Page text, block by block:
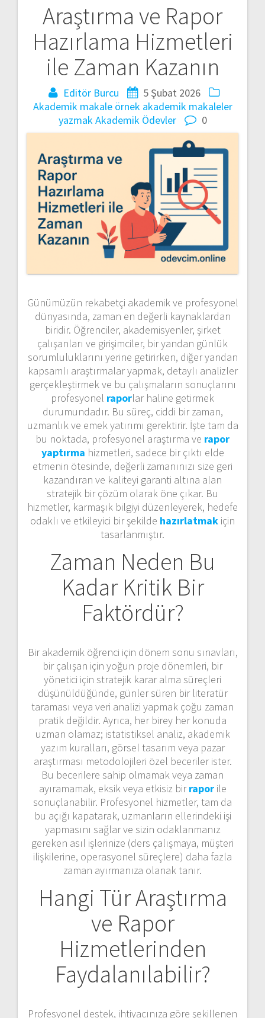
Araştırma ve Rapor
Hazırlama Hizmetleri
ile Zaman Kazanın
Editör Burcu
5 Şubat 2026
Akademik makale örnek akademik makaleler
yazmakAkademik Ödevler 0
Günümüzün rekabetçi akademik ve profesyonel
dünyasında, zaman en değerli kaynaklardan
biridir. Öğrenciler, akademisyenler, şirket
çalışanları ve girişimciler, bir yandan günlük
sorumluluklarını yerine getirirken, diğer yandan
kapsamlı araştırmalar yapmak, detaylı analizler
gerçekleştirmek ve bu çalışmaların sonuçlarını
profesyonel raporlar haline getirmek
durumundadır. Bu süreç, ciddi bir zaman,
uzmanlık ve emek yatırımı gerektirir. İşte tam da
bu noktada, profesyonel araştırma ve rapor
yaptırma hizmetleri, sadece bir çıktı elde
etmenin ötesinde, değerli zamanınızı size geri
kazandıran ve kaliteyi garanti altına alan
stratejik bir çözüm olarak öne çıkar. Bu
hizmetler, karmaşık bilgiyi düzenleyerek, hedefe
odaklı ve etkileyici bir şekilde hazırlatmak için
tasarlanmıştır.
Zaman Neden Bu
Kadar Kritik Bir
Faktördür?
Bir akademik öğrenci için dönem sonu sınavları,
bir çalışan için yoğun proje dönemleri, bir
yönetici için stratejik karar alma süreçleri
düşünüldüğünde, günler süren bir literatür
taraması veya veri analizi yapmak çoğu zaman
pratik değildir. Ayrıca, her birey her konuda
uzman olamaz; istatistiksel analiz, akademik
yazım kuralları, görsel tasarım veya pazar
araştırması metodolojileri özel beceriler ister.
Bu becerilere sahip olmamak veya zaman
ayıramamak, eksik veya etkisiz birraporile
sonuçlanabilir. Profesyonel hizmetler, tam da
bu açığı kapatarak, uzmanların ellerindeki işi
yapmasını sağlar ve sizin odaklanmanız
gereken asıl işlerinize (ders çalışmaya, müşteri
ilişkilerine, operasyonel süreçlere) daha fazla
zaman ayırmanıza olanak tanır.
Hangi Tür Araştırma
ve Rapor
Hizmetlerinden
Faydalanılabilir?
Profesyonel destek, ihtiyacınıza göre şekillenen
Yazı
gezinmesi